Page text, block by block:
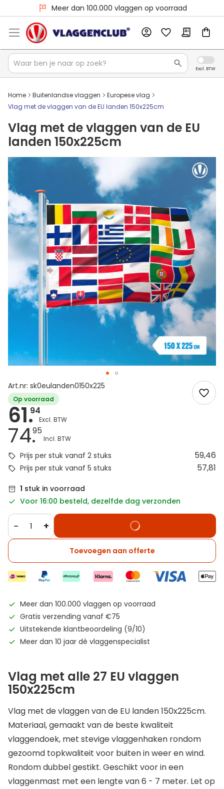
Meer dan 100.000 vlaggen op voorraad
Home Buitenlandse vlaggen
Europese vlag
Vlag met de vlaggen van de EU landen 150x225cm
Vlag met de vlaggen van de EU
landen 150x225cm
Art.nr: sk0eulanden0150x225
Op voorraad
61.94
74.95
Prijs per stuk vanaf 2 stuks 59,46
Prijs per stuk vanaf 5 stuks 57,81
1 stuk in voorraad
Voor 16:00 besteld, dezelfde dag verzonden
− +
Toevoegen aan offerte
Meer dan 100.000 vlaggen op voorraad
Gratis verzending vanaf €75
Uitstekende klantbeoordeling (9/10)
Meer dan 10 jaar dé vlaggenspecialist
Vlag met alle 27 EU vlaggen
150x225cm
Vlag met de vlaggen van de EU landen 150x225cm.
Materiaal, gemaakt van de beste kwaliteit
vlaggendoek, met stevige vlaggenhaken rondom
gezoomd topkwaliteit voor buiten in weer en wind.
Rondom dubbel gestikt. Geschikt voor in een
vlaggenmast met een lengte van 6 - 7 meter. Let op